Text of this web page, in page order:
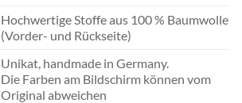
Hochwertige Stoffe aus 100 % Baumwolle
(Vorder- und Rückseite)
Unikat, handmade in Germany.
Die Farben am Bildschirm können vom
Original abweichen